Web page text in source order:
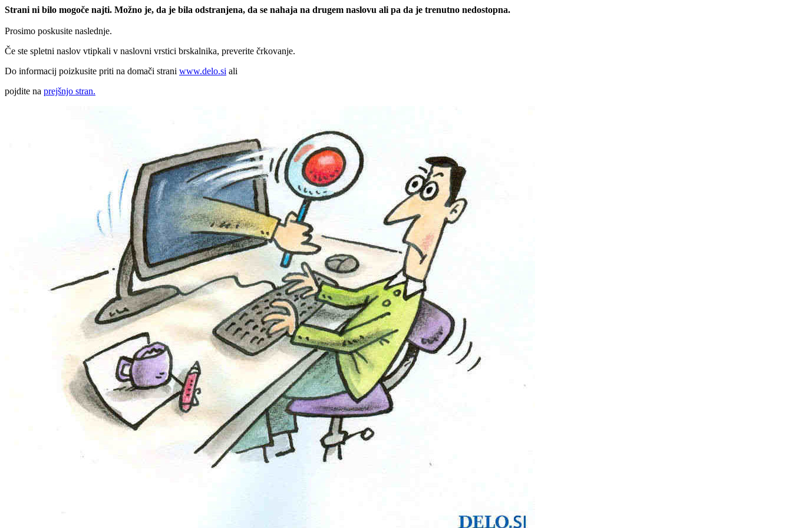
Strani ni bilo mogoče najti. Možno je, da je bila odstranjena, da se nahaja na drugem naslovu ali pa da je trenutno nedostopna.
Prosimo poskusite naslednje.
Če ste spletni naslov vtipkali v naslovni vrstici brskalnika, preverite črkovanje.
Do informacij poizkusite priti na domači strani www.delo.si ali
pojdite na prejšnjo stran.